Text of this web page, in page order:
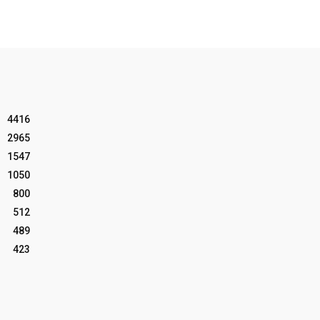
4416
2965
1547
1050
800
512
489
423